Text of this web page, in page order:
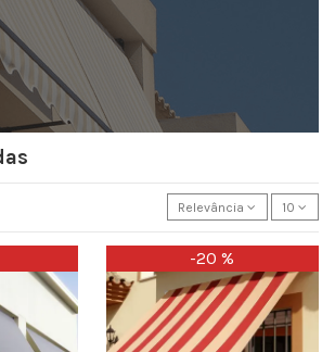
Relevância 10
-20 %